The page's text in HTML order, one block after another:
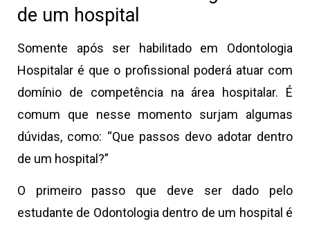
de um hospital
Somente após ser habilitado em Odontologia
Hospitalar é que o profissional poderá atuar com
domínio de competência na área hospitalar. É
comum que nesse momento surjam algumas
dúvidas, como: “Que passos devo adotar dentro
de um hospital?”
O primeiro passo que deve ser dado pelo
estudante de Odontologia dentro de um hospital é